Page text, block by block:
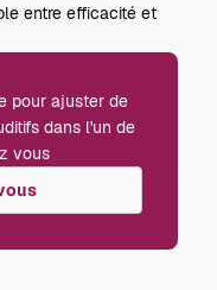
entre efficacité et
pour ajuster de
dans l'un de
vous